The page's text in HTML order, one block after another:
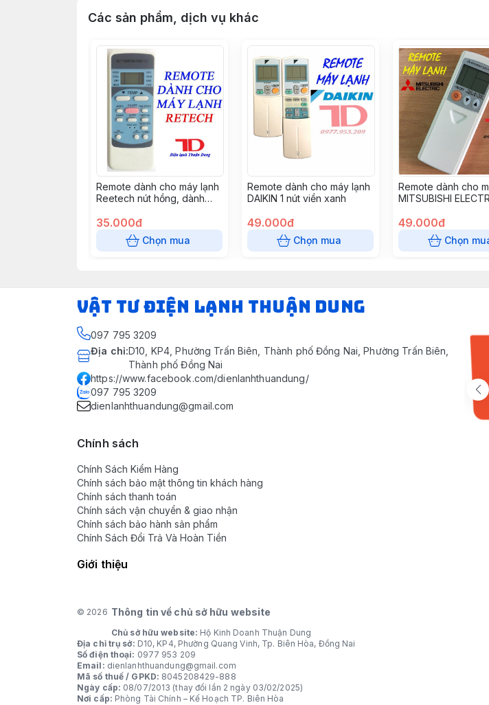
Các sản phẩm, dịch vụ khác
Remote dành cho máy lạnh
Reetech nút hồng, dành
RT04
35.000đ
Chọn mua
Remote dành cho máy lạnh
DAIKIN 1 nút viền xanh
49.000đ
Chọn mua
Remote dành cho
MITSUBISHI
49.000đ
Chọn
VẬT TƯ ĐIỆN LẠNH THUẬN DUNG
097 795 3209
Địa chỉ:D10, KP4, Phường Trấn Biên, Thành phố Đồng Nai, Phường Trấn Biên,
Thành phố Đồng Nai
https://www.facebook.com/dienlanhthuandung/
097 795 3209
dienlanhthuandung@gmail.com
Chính sách
Chính Sách Kiểm Hàng
Chính sách bảo mật thông tin khách hàng
Chính sách thanh toán
Chính sách vận chuyển & giao nhận
Chính sách bảo hành sản phẩm
Chính Sách Đổi Trả Và Hoàn Tiền
Giới thiệu
© 2026 Thông tin về chủ sở hữu website
Chủ sở hữu website: Hộ Kinh Doanh Thuận Dung
Địa chỉ trụ sở: D10, KP4, Phường Quang Vinh, Tp. Biên Hòa, Đồng Nai
Số điện thoại: 0977 953 209
Email: dienlanhthuandung@gmail.com
Mã số thuế / GPKD: 8045208429-888
Ngày cấp: 08/07/2013 (thay đổi lần 2 ngày 03/02/2025)
Nơi cấp: Phòng Tài Chính – Kế Hoạch TP. Biên Hòa